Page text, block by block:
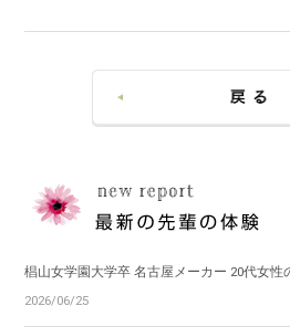
椙山女学園大学卒 名古屋メーカー 20代女性
2026/06/25